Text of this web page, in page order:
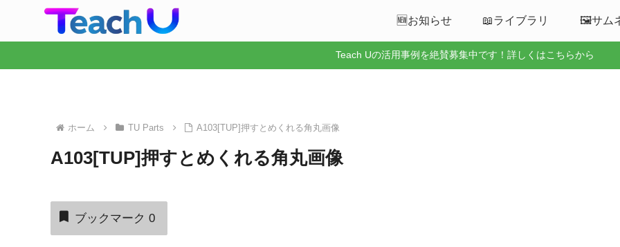
🆕お知らせ 📖ライブラリ 🖼️サム
Teach Uの活用事例を絶賛募集中です！詳しくはこちらから
ホーム TU Parts A103[TUP]押すとめくれる角丸画像
A103[TUP]押すとめくれる角丸画像
ブックマーク 0